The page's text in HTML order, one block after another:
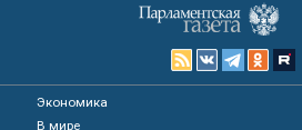
Экономика
В мире